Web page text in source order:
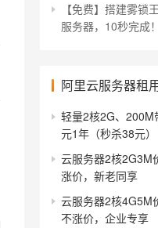
【免费】搭建雾锁
服务器，10秒完成！
阿里云服务器租
轻量2核2G、200M
元1年（秒杀38元）
云服务器2核2G3M
涨价，新老同享
云服务器2核4G5M
不涨价，企业专享